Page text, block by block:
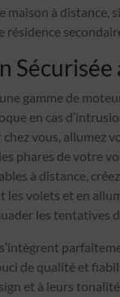
maison à distance,
résidence
gamme de
en cas
vous, allumez
phares de votre
à distance,
volets et en
les tentatives
de qualité et
et à leurs